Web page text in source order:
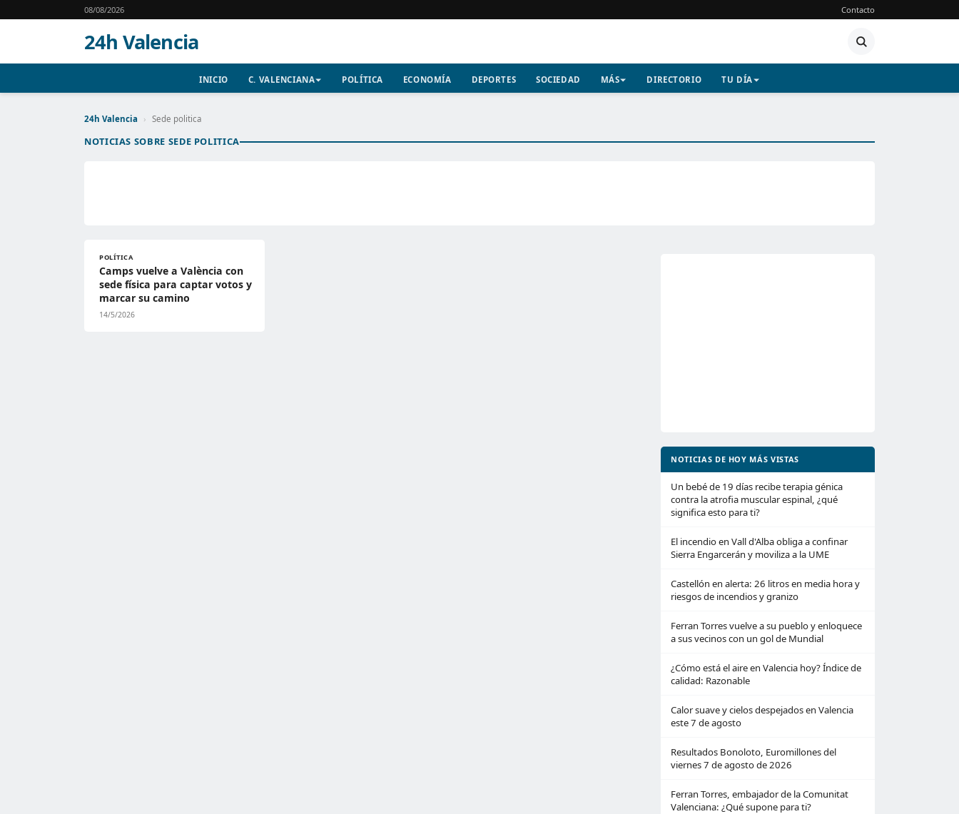
08/08/2026 Contacto
24h Valencia
INICIO C. VALENCIANA POLÍTICA ECONOMÍA DEPORTES SOCIEDAD MÁS DIRECTORIO TU DÍA
24h Valencia › Sede politica
NOTICIAS SOBRE SEDE POLITICA
POLÍTICA
Camps vuelve a València con
sede física para captar votos y
marcar su camino
14/5/2026
NOTICIAS DE HOY MÁS VISTAS
Un bebé de 19 días recibe terapia génica
contra la atrofia muscular espinal, ¿qué
significa esto para ti?
El incendio en Vall d'Alba obliga a confinar
Sierra Engarcerán y moviliza a la UME
Castellón en alerta: 26 litros en media hora y
riesgos de incendios y granizo
Ferran Torres vuelve a su pueblo y enloquece
a sus vecinos con un gol de Mundial
¿Cómo está el aire en Valencia hoy? Índice de
calidad: Razonable
Calor suave y cielos despejados en Valencia
este 7 de agosto
Resultados Bonoloto, Euromillones del
viernes 7 de agosto de 2026
Ferran Torres, embajador de la Comunitat
Valenciana: ¿Qué supone para ti?